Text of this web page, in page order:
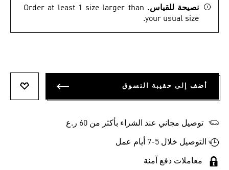
نصيحة للقياس. Order at least 1 size larger than
your usual size.
أضف إلى حقيبة التسوق
توصيل مجاني عند الشراء بأكثر من 60 ر.ع
التوصيل خلال 5-7 أيام عمل
معاملات دفع آمنة